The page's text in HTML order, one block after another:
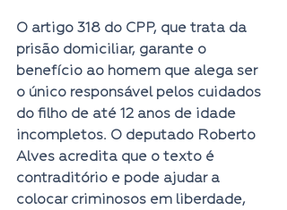
O artigo 318 do CPP, que trata da
prisão domiciliar, garante o
benefício ao homem que alega ser
o único responsável pelos cuidados
do filho de até 12 anos de idade
incompletos. O deputado Roberto
Alves acredita que o texto é
contraditório e pode ajudar a
colocar criminosos em liberdade,